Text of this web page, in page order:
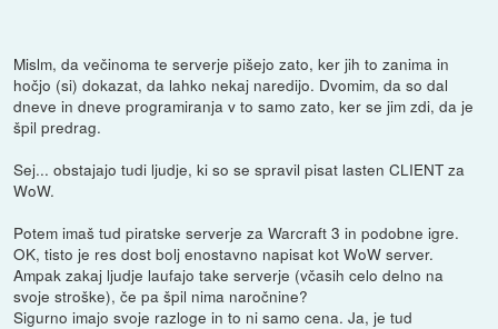
Mislm, da večinoma te serverje pišejo zato, ker jih to zanima in
hočjo (si) dokazat, da lahko nekaj naredijo. Dvomim, da so dal
dneve in dneve programiranja v to samo zato, ker se jim zdi, da je
špil predrag.
Sej... obstajajo tudi ljudje, ki so se spravil pisat lasten CLIENT za
WoW.
Potem imaš tud piratske serverje za Warcraft 3 in podobne igre.
OK, tisto je res dost bolj enostavno napisat kot WoW server.
Ampak zakaj ljudje laufajo take serverje (včasih celo delno na
svoje stroške), če pa špil nima naročnine?
Sigurno imajo svoje razloge in to ni samo cena. Ja, je tud